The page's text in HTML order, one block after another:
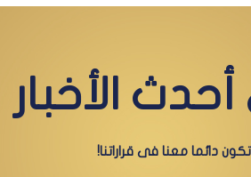
الأخبار
دائما معنا فى قراراتنا!